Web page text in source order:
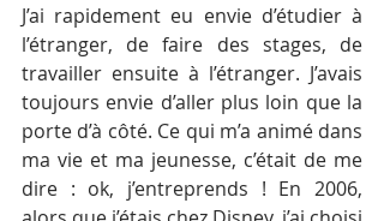
J’ai rapidement eu envie d’étudier à
l’étranger, de faire des stages, de
travailler ensuite à l’étranger. J’avais
toujours envie d’aller plus loin que la
porte d’à côté. Ce qui m’a animé dans
ma vie et ma jeunesse, c’était de me
dire : ok, j’entreprends ! En 2006,